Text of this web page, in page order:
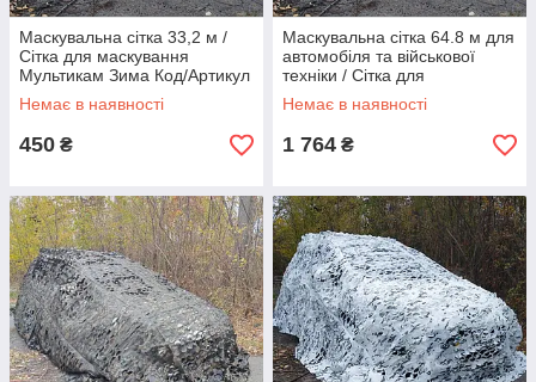
Маскувальна сітка 33,2 м /
Сітка для маскування
Мультикам Зима Код/Артикул
Немає в наявності
450 ₴
Маскувальна сітка 64.8 м для
автомобіля та військової
техніки / Сітка для
маскування Мультикам Зима
Код/Артикул
Немає в наявності
1 764 ₴